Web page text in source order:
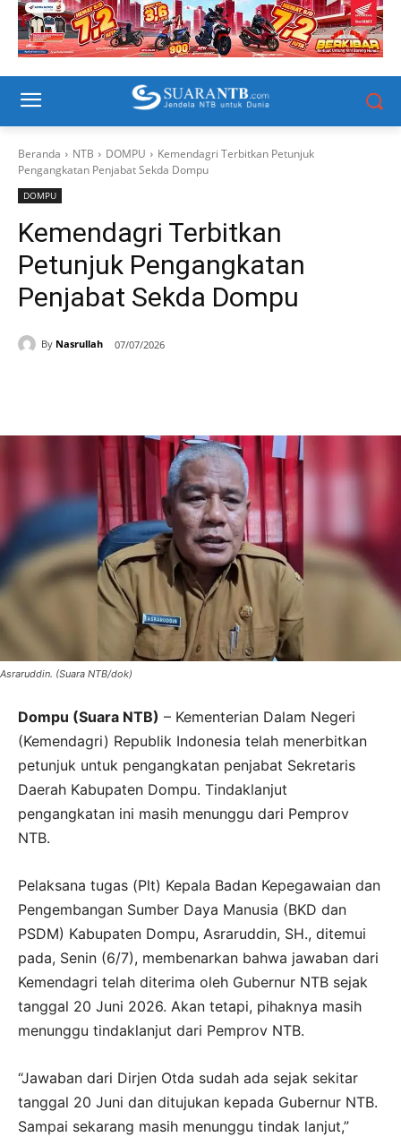
Beranda NTB DOMPU
Kemendagri Terbitkan Petunjuk
Pengangkatan Penjabat Sekda Dompu
DOMPU
Kemendagri Terbitkan
Petunjuk Pengangkatan
Penjabat Sekda Dompu
By Nasrullah 07/07/2026
Asraruddin. (Suara NTB/dok)
Dompu (Suara NTB) – Kementerian Dalam Negeri
(Kemendagri) Republik Indonesia telah menerbitkan
petunjuk untuk pengangkatan penjabat Sekretaris
Daerah Kabupaten Dompu. Tindaklanjut
pengangkatan ini masih menunggu dari Pemprov
NTB.
Pelaksana tugas (Plt) Kepala Badan Kepegawaian dan
Pengembangan Sumber Daya Manusia (BKD dan
PSDM) Kabupaten Dompu, Asraruddin, SH., ditemui
pada, Senin (6/7), membenarkan bahwa jawaban dari
Kemendagri telah diterima oleh Gubernur NTB sejak
tanggal 20 Juni 2026. Akan tetapi, pihaknya masih
menunggu tindaklanjut dari Pemprov NTB.
“Jawaban dari Dirjen Otda sudah ada sejak sekitar
tanggal 20 Juni dan ditujukan kepada Gubernur NTB.
Sampai sekarang masih menunggu tindak lanjut,”